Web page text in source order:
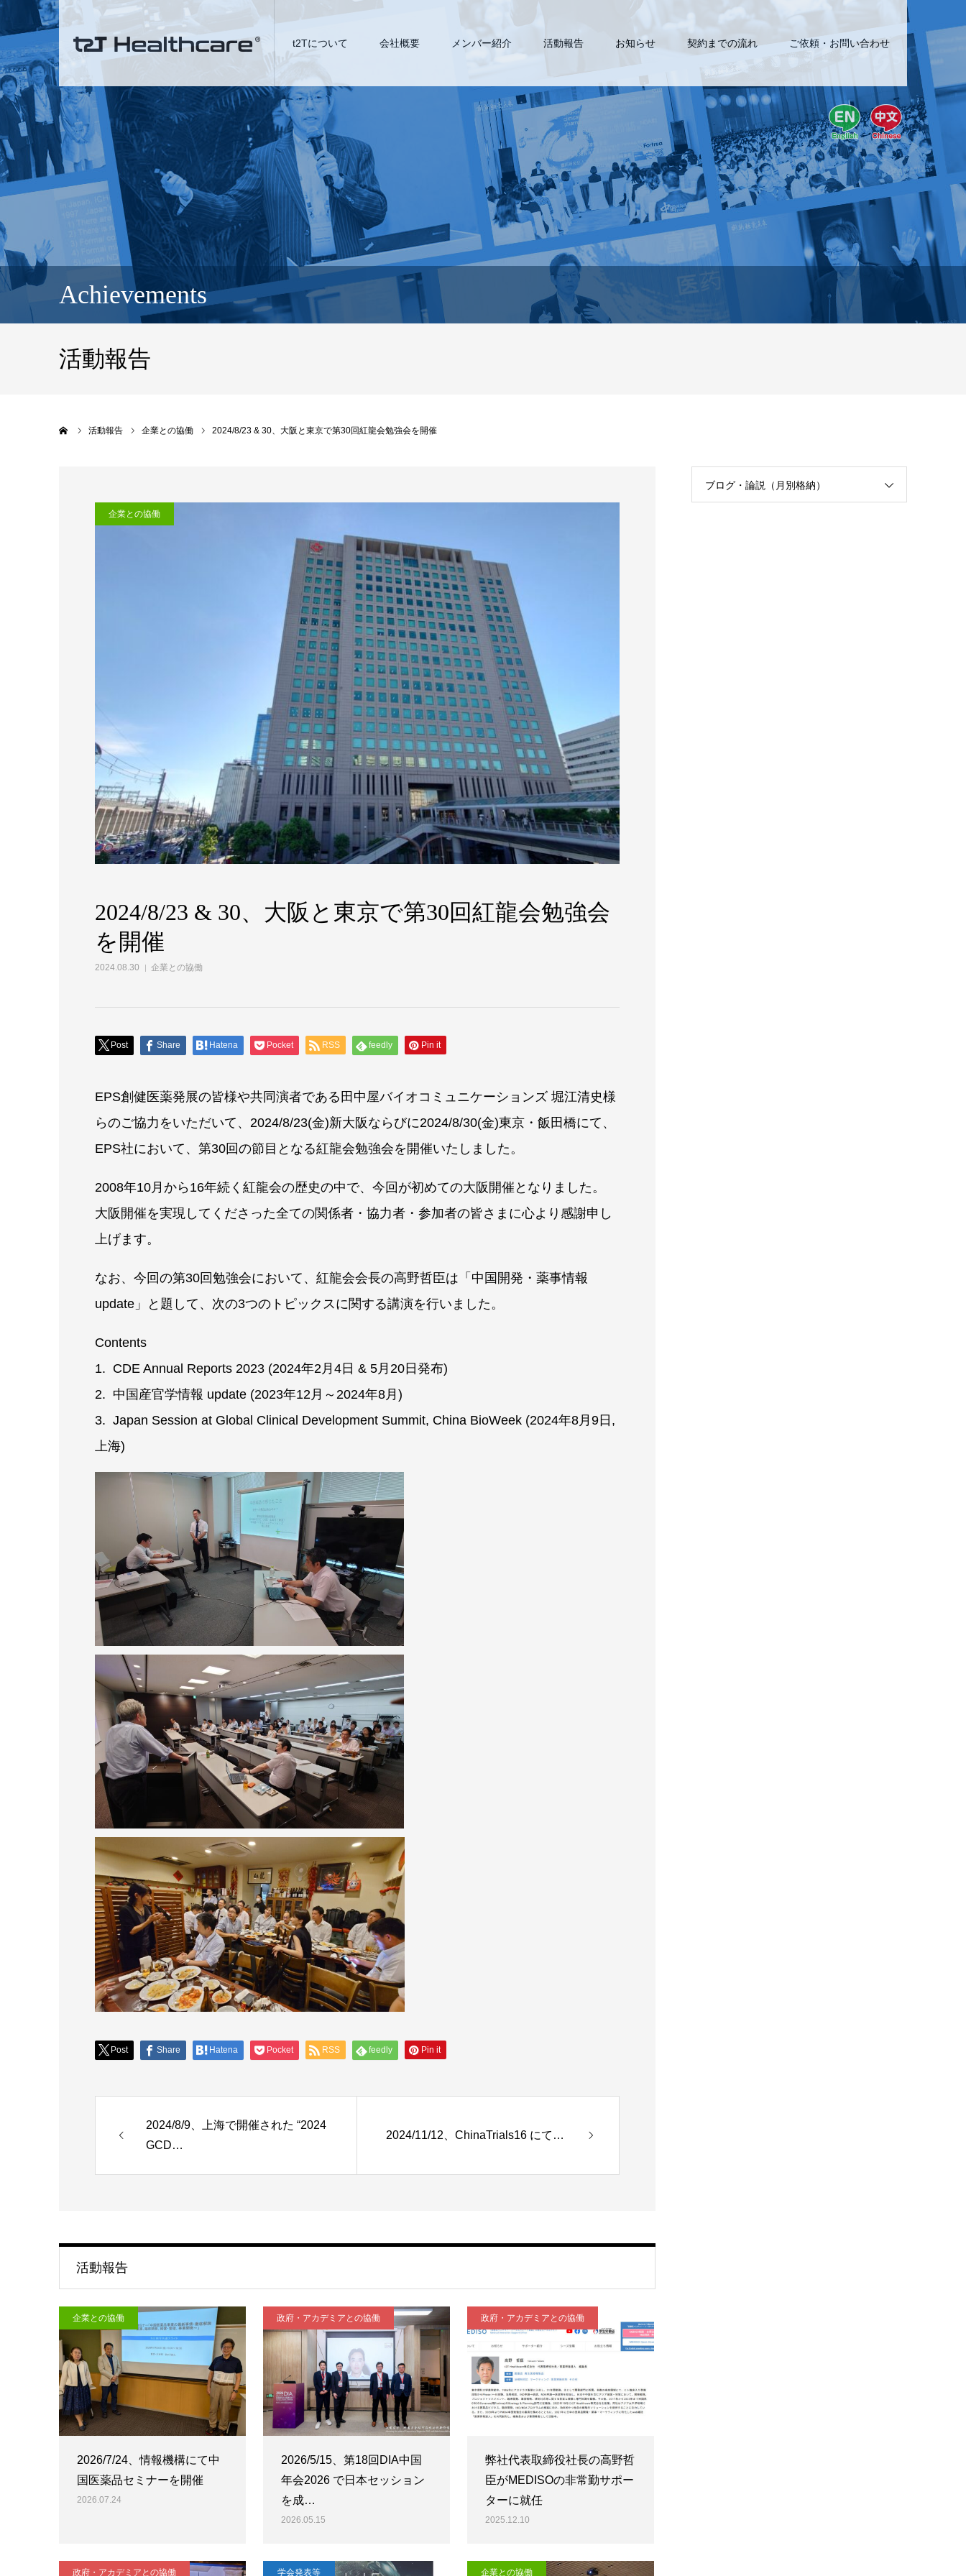
t2Tについて 会社概要 メンバー紹介 活動報告 お知らせ 契約までの流れ ご依頼・お問い合わせ
Achievements
活動報告
活動報告 企業との協働 2024/8/23 & 30、大阪と東京で第30回紅龍会勉強会を開催
企業との協働
2024/8/23 & 30、大阪と東京で第30回紅龍会勉強会
を開催
2024.08.30 企業との協働
Post Share Hatena Pocket RSS feedly Pin it
EPS創健医薬発展の皆様や共同演者である田中屋バイオコミュニケーションズ 堀江清史様
らのご協力をいただいて、2024/8/23(金)新大阪ならびに2024/8/30(金)東京・飯田橋にて、
EPS社において、第30回の節目となる紅龍会勉強会を開催いたしました。
2008年10月から16年続く紅龍会の歴史の中で、今回が初めての大阪開催となりました。
大阪開催を実現してくださった全ての関係者・協力者・参加者の皆さまに心より感謝申し
上げます。
なお、今回の第30回勉強会において、紅龍会会長の高野哲臣は「中国開発・薬事情報
update」と題して、次の3つのトピックスに関する講演を行いました。
Contents
1. CDE Annual Reports 2023 (2024年2月4日 & 5月20日発布)
2. 中国産官学情報 update (2023年12月～2024年8月)
3. Japan Session at Global Clinical Development Summit, China BioWeek (2024年8月9日,
上海)
Post Share Hatena Pocket RSS feedly Pin it
2024/8/9、上海で開催された “2024
GCD…
2024/11/12、ChinaTrials16 にて…
活動報告
企業との協働
2026/7/24、情報機構にて中
国医薬品セミナーを開催
2026.07.24
政府・アカデミアとの協働
2026/5/15、第18回DIA中国
年会2026 で日本セッション
を成…
2026.05.15
政府・アカデミアとの協働
弊社代表取締役社長の高野哲
臣がMEDISOの非常勤サポー
ターに就任
2025.12.10
政府・アカデミアとの協働 学会発表等 企業との協働
ブログ・論説（月別格納）